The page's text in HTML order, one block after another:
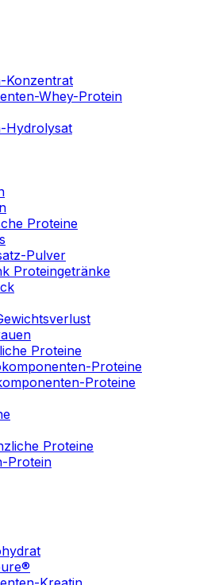
Konzentrat
Whey-Protein
Hydrolysat
Proteine
Pulver
Proteingetränke
Proteine
Proteine
Proteine
Proteine
Protein